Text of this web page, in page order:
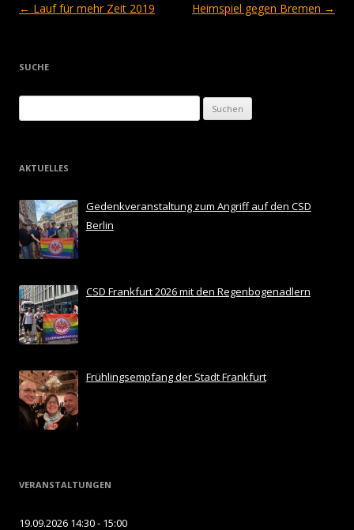
Beitragsnavigation
← Lauf für mehr Zeit 2019 Heimspiel gegen Bremen →
SUCHE
nach:
AKTUELLES
Gedenkveranstaltung zum Angriff auf den CSD
Berlin
CSD Frankfurt 2026 mit den Regenbogenadlern
Frühlingsempfang der Stadt Frankfurt
VERANSTALTUNGEN
19.09.2026 14:30 - 15:00